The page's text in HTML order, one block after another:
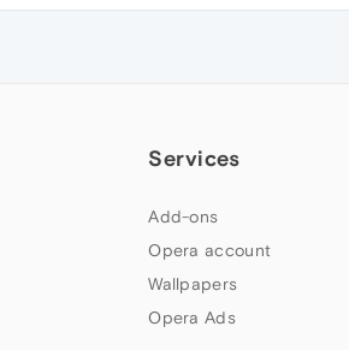
Services
Add-ons
Opera account
Wallpapers
Opera Ads